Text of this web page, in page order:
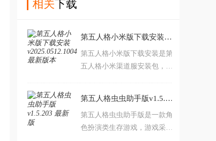
相关下载
第五人格小米版下载安装v2025.0512.1004 最新版本
第五人格小米版下载安装是第
五人格小米渠道服安装包，游
拥有悬疑烧脑剧情，可以给予
玩家超棒的游戏体验和乐趣，
第五人格，亲眼所见，亦非真
第五人格虫虫助手版v1.5.203 最新版
第五人格虫虫助手版是一款角
色扮演类生存游戏，游戏采用